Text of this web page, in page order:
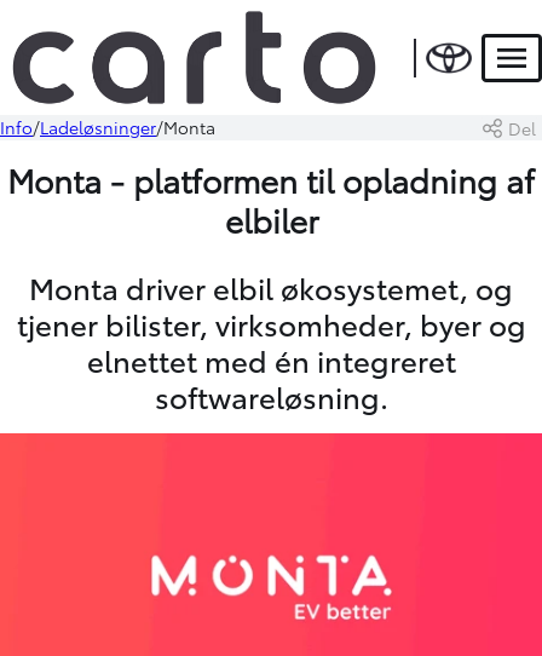
Info Ladeløsninger Monta Del
Monta - platformen til opladning af
elbiler
Monta driver elbil økosystemet, og
tjener bilister, virksomheder, byer og
elnettet med én integreret
softwareløsning.